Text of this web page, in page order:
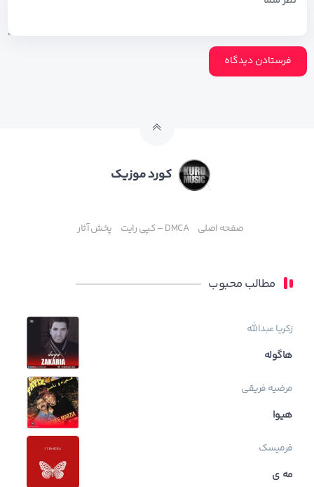
کورد موزیک
صفحه اصلی DMCA – کپی رایت پخش آثار
مطالب محبوب
زکریا عبدالله
هاگوله
مرضیه فریقی
هیوا
فرمیسک
مه ی